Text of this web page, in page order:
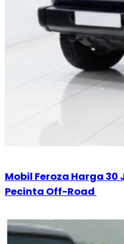
Mobil Feroza Harga 30
Pecinta Off-Road